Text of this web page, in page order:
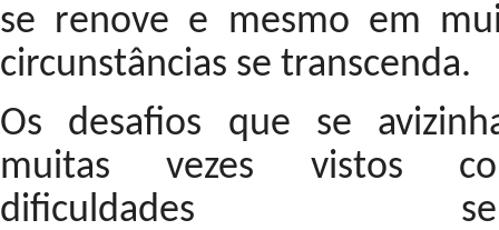
se renove e mesmo em
circunstâncias se transcenda.
Os desafios que se
muitas vezes vistos
dificuldades